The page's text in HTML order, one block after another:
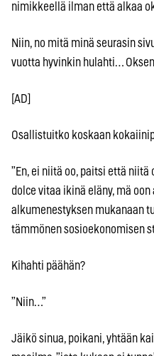
nimikkeellä ilman että alkaa
Niin, no mitä minä seurasin
vuotta hyvinkin hulahti…
[AD]
Osallistuitko koskaan
”En, ei niitä oo, paitsi että
dolce vitaa ikinä eläny, mä
alkumenestyksen mukanaan
tämmönen sosioekonomisen
Kihahti päähän?
”Niin…”
Jäikö sinua, poikani, yhtään